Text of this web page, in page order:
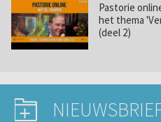
Pastorie
het thema
(deel 2)